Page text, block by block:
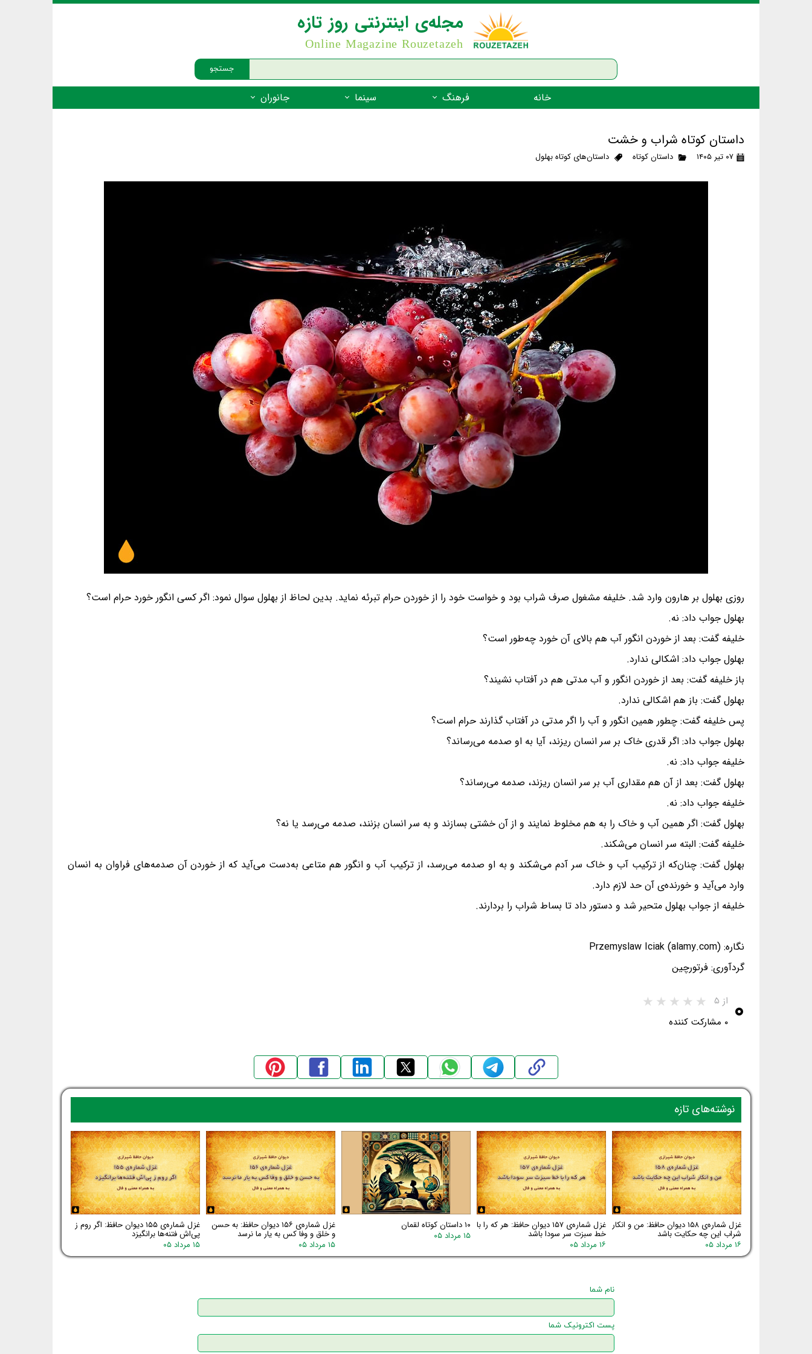
جستجو
مجله‌ی اینترنتی روز تازه
Online Magazine Rouzetazeh
خانه فرهنگ
زندگینامه‌ی بزرگان
گفتاورد
سینما جانوران
داستان کوتاه شراب و خشت
۰۷ تیر ۱۴۰۵ داستان کوتاه داستان‌های کوتاه بهلول
روزی بهلول بر هارون وارد شد. خلیفه مشغول صرف شراب بود و خواست خود را از خوردن حرام تبرئه نماید. بدین لحاظ از بهلول سوال نمود: اگر کسی انگور خورد حرام است؟
بهلول جواب داد: نه.
خلیفه گفت: بعد از خوردن انگور آب هم بالای آن خورد چه‌طور است؟
بهلول جواب داد: اشکالی ندارد.
باز خلیفه گفت: بعد از خوردن انگور و آب مدتی هم در آفتاب نشیند؟
بهلول گفت: باز هم اشکالی ندارد.
پس خلیفه گفت: چطور همین انگور و آب را اگر مدتی در آفتاب گذارند حرام است؟
بهلول جواب داد: اگر قدری خاک بر سر انسان ریزند، آیا به او صدمه می‌رساند؟
خلیفه جواب داد: نه.
بهلول گفت: بعد از آن هم مقداری آب بر سر انسان ریزند، صدمه می‌رساند؟
خلیفه جواب داد: نه.
بهلول گفت: اگر همین آب و خاک را به هم مخلوط نمایند و از آن خشتی بسازند و به سر انسان بزنند، صدمه می‌رسد یا نه؟
خلیفه گفت: البته سر انسان می‌شکند.
بهلول گفت: چنان‌که از ترکیب آب و خاک سر آدم می‌شکند و به او صدمه می‌رسد، از ترکیب آب و انگور هم متاعی به‌دست می‌آید که از خوردن آن صدمه‌های فراوان به انسان
وارد می‌آید و خورنده‌ی آن حد لازم دارد.
خلیفه از جواب بهلول متحیر شد و دستور داد تا بساط شراب را بردارند.
نگاره: Przemyslaw Iciak (alamy.com)
گردآوری: فرتورچین
۰ از ۵
۰ مشارکت کننده
غزل شماره‌ی ۱۵۸ دیوان حافظ: من و انکار
شراب این چه حکایت باشد
۱۶ مرداد ۰۵
غزل شماره‌ی ۱۵۷ دیوان حافظ: هر که را با
خط سبزت سر سودا باشد
۱۶ مرداد ۰۵
۱۰ داستان کوتاه لقمان
۱۵ مرداد ۰۵
غزل شماره‌ی ۱۵۶ دیوان حافظ: به حسن
و خلق و وفا کس به یار ما نرسد
۱۵ مرداد ۰۵
غزل شماره‌ی ۱۵۵ دیوان حافظ: اگر روم ز
پی‌اش فتنه‌ها برانگیزد
۱۵ مرداد ۰۵
نوشته‌های تازه
نام شما
پست اکترونیک شما